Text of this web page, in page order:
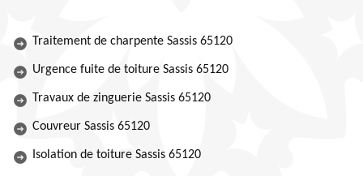
Traitement de charpente Sassis 65120
Urgence fuite de toiture Sassis 65120
Travaux de zinguerie Sassis 65120
Couvreur Sassis 65120
Isolation de toiture Sassis 65120